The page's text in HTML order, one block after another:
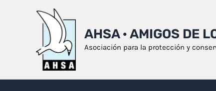
AHSA · AMIGOS DE
Asociación para la protección y